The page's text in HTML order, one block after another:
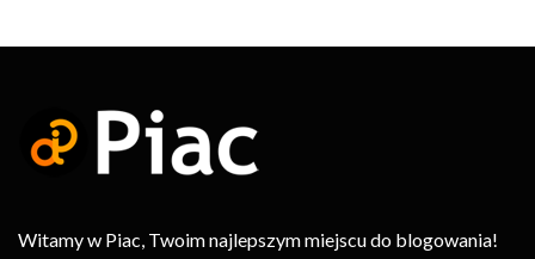
Witamy w Piac, Twoim najlepszym miejscu do blogowania!